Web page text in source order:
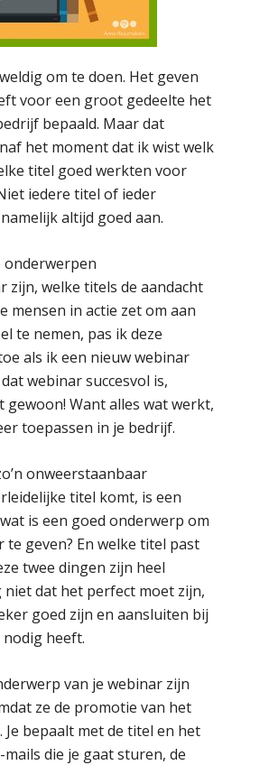
om te doen. Het geven
voor een groot gedeelte het
bepaald. Maar dat
het moment dat ik wist welk
titel goed werkten voor
iedere titel of ieder
altijd goed aan.
onderwerpen
zijn, welke titels de aandacht
mensen in actie zet om aan
te nemen, pas ik deze
als ik een nieuw webinar
webinar succesvol is,
Want alles wat werkt,
toepassen in je bedrijf.
onweerstaanbaar
titel komt, is een
is een goed onderwerp om
te geven? En welke titel past
twee dingen zijn heel
niet dat het perfect moet zijn,
goed zijn en aansluiten bij
heeft.
van je webinar zijn
ze de promotie van het
bepaalt met de titel en het
die je gaat sturen, de